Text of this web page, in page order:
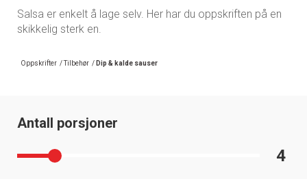
Salsa er enkelt å lage selv. Her har du oppskriften på en
skikkelig sterk en.
Oppskrifter /Tilbehør / Dip & kalde sauser
Antall porsjoner
4